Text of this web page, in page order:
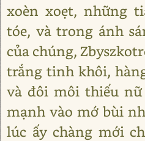
xoèn xoẹt, những
tóe, và trong ánh
của chúng,
trắng tinh khôi,
và đôi môi thiếu
mạnh vào mớ bùi
lúc ấy chàng mới